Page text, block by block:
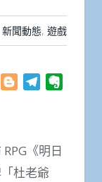
新聞動態, 遊戲
Plurk BloggerTelegram
《明日
杜老爺